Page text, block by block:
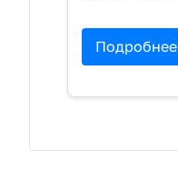
Подробнее